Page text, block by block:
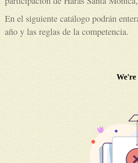
En el siguiente catálogo podrán
año y las reglas de la competencia.